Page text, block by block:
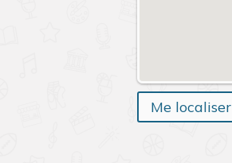
Me localiser